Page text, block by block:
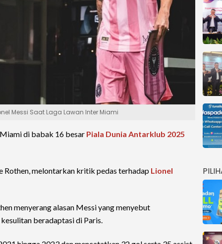
Messi Saat Laga Lawan Inter Miami
di babak 16 besar Piala Dunia Antarklub 2025
Rothen, melontarkan kritik pedas terhadap Lionel
menyerang alasan Messi yang menyebut
beradaptasi di Paris.